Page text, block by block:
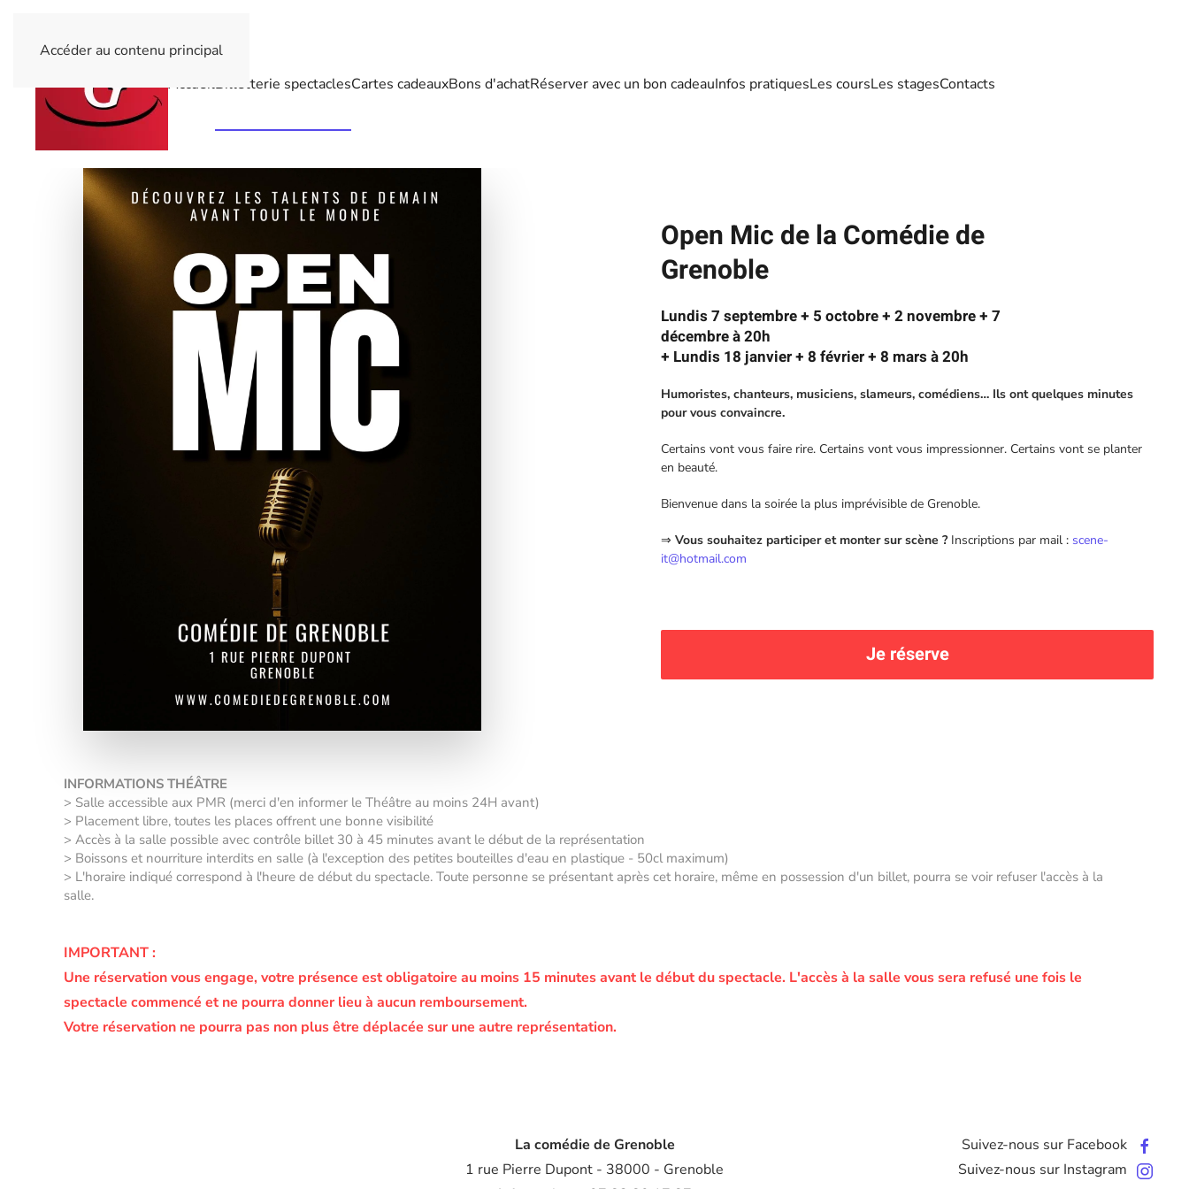
Accéder au contenu principal
AccueilBilletterie spectaclesCartes cadeauxBons d'achatRéserver avec un bon cadeauInfos pratiquesLes coursLes stagesContacts
Open Mic de la Comédie de
Grenoble
Lundis 7 septembre + 5 octobre + 2 novembre + 7
décembre à 20h
+ Lundis 18 janvier + 8 février + 8 mars à 20h
Humoristes, chanteurs, musiciens, slameurs, comédiens… Ils ont quelques minutes
pour vous convaincre.
Certains vont vous faire rire. Certains vont vous impressionner. Certains vont se planter
en beauté.
Bienvenue dans la soirée la plus imprévisible de Grenoble.
⇒ Vous souhaitez participer et monter sur scène ?Inscriptions par mail : scene-
it@hotmail.com
Je réserve
INFORMATIONS THÉÂTRE
> Salle accessible aux PMR (merci d'en informer le Théâtre au moins 24H avant)
> Placement libre, toutes les places offrent une bonne visibilité
> Accès à la salle possible avec contrôle billet 30 à 45 minutes avant le début de la représentation
> Boissons et nourriture interdits en salle (à l'exception des petites bouteilles d'eau en plastique - 50cl maximum)
> L'horaire indiqué correspond à l'heure de début du spectacle. Toute personne se présentant après cet horaire, même en possession d'un billet, pourra se voir refuser l'accès à la
salle.
IMPORTANT :
Une réservation vous engage, votre présence est obligatoire au moins 15 minutes avant le début du spectacle. L'accès à la salle vous sera refusé une fois le
spectacle commencé et ne pourra donner lieu à aucun remboursement.
Votre réservation ne pourra pas non plus être déplacée sur une autre représentation.
La comédie de Grenoble
1 rue Pierre Dupont - 38000 - Grenoble
Suivez-nous sur Facebook
Suivez-nous sur Instagram